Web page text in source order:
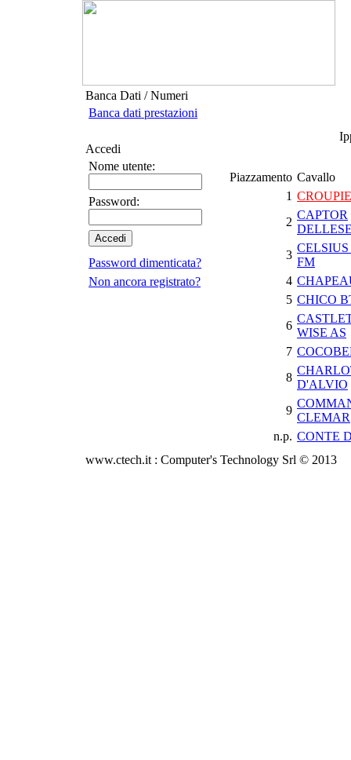
Banca Dati / Numeri
Banca dati prestazioni
Accedi
Nome utente:
Password:
Password dimenticata?
Non ancora registrato?
Piazzamento Cavallo
1
2
CAPTOR
3
FM
4
5 CHICO
6
WISE AS
7
8
D'ALVIO
9
CLEMAR
n.p. CONTE
www.ctech.it : Computer's Technology Srl © 2013